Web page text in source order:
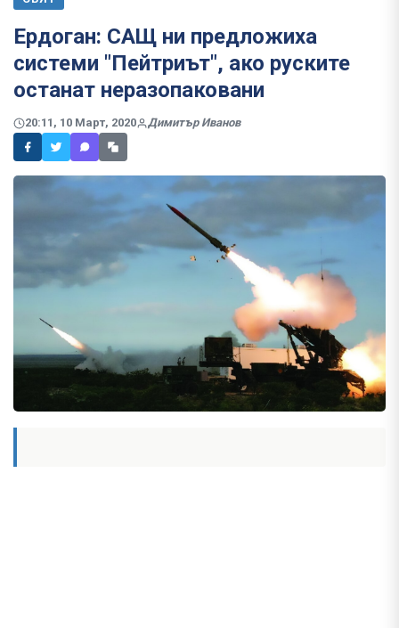
Ердоган: САЩ ни предложиха
системи "Пейтриът", ако руските
останат неразопаковани
20:11, 10 Март, 2020 Димитър Иванов